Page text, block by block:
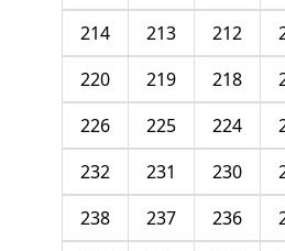
212
213
214
218
219
220
224
225
226
230
231
232
236
237
238